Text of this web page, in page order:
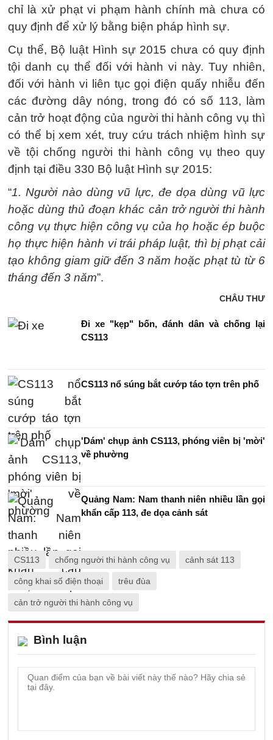
chỉ là xử phạt vi phạm hành chính mà chưa có
quy định để xử lý bằng biện pháp hình sự.
Cụ thể, Bộ luật Hình sự 2015 chưa có quy định
tội danh cụ thể đối với hành vi này. Tuy nhiên,
đối với hành vi liên tục gọi điện quấy nhiễu đến
các đường dây nóng, trong đó có số 113, làm
cản trở hoạt động của người thi hành công vụ thì
có thể bị xem xét, truy cứu trách nhiệm hình sự
về tội chống người thi hành công vụ theo quy
định tại điều 330 Bộ luật Hình sự 2015:
“1. Người nào dùng vũ lực, đe dọa dùng vũ lực
hoặc dùng thủ đoạn khác cản trở người thi hành
công vụ thực hiện công vụ của họ hoặc ép buộc
họ thực hiện hành vi trái pháp luật, thì bị phạt cải
tạo không giam giữ đến 3 năm hoặc phạt tù từ 6
tháng đến 3 năm”.
CHÂU THƯ
Đi xe "kẹp" bốn, đánh dân và chống lại
CS113
CS113 nổ súng bắt cướp táo tợn trên phố
'Dám' chụp ảnh CS113, phóng viên bị 'mời'
về phường
Quảng Nam: Nam thanh niên nhiều lần gọi
khẩn cấp 113, đe dọa cảnh sát
CS113 chống người thi hành công vụ cảnh sát 113
công khai số điện thoại trêu đùa
cản trở người thi hành công vụ
Bình luận